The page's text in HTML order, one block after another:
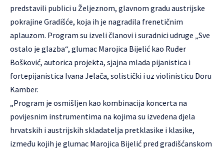
predstavili publici u Željeznom, glavnom gradu austrijske
pokrajine Gradišće, koja ih je nagradila frenetičnim
aplauzom. Program su izveli članovi i suradnici udruge „Sve
ostalo je glazba“, glumac Marojica Bijelić kao Ruđer
Bošković, autorica projekta, sjajna mlada pijanistica i
fortepijanistica Ivana Jelača, solistički i uz violinisticu Doru
Kamber.
„Program je osmišljen kao kombinacija koncerta na
povijesnim instrumentima na kojima su izvedena djela
hrvatskih i austrijskih skladatelja pretklasike i klasike,
između kojih je glumac Marojica Bijelić pred gradišćanskom